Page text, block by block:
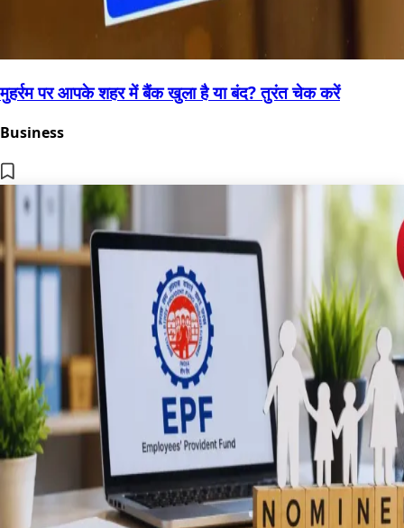
मुहर्रम पर आपके शहर में बैंक खुला है या बंद? तुरंत चेक करें
Business